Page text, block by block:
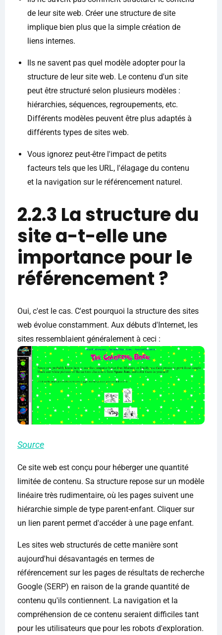
de leur site web. Créer une structure de site
implique bien plus que la simple création de
liens internes.
Ils ne savent pas quel modèle adopter pour la
structure de leur site web. Le contenu d'un site
peut être structuré selon plusieurs modèles :
hiérarchies, séquences, regroupements, etc.
Différents modèles peuvent être plus adaptés à
différents types de sites web.
Vous ignorez peut-être l'impact de petits
facteurs tels que les URL, l'élagage du contenu
et la navigation sur le référencement naturel.
2.2.3 La structure du
site a-t-elle une
importance pour le
référencement ?
Oui, c'est le cas. C'est pourquoi la structure des sites
web évolue constamment. Aux débuts d'Internet, les
sites ressemblaient généralement à ceci :
Source
Ce site web est conçu pour héberger une quantité
limitée de contenu. Sa structure repose sur un modèle
linéaire très rudimentaire, où les pages suivent une
hiérarchie simple de type parent-enfant. Cliquer sur
un lien parent permet d'accéder à une page enfant.
Les sites web structurés de cette manière sont
aujourd'hui désavantagés en termes de
référencement sur les pages de résultats de recherche
Google (SERP) en raison de la grande quantité de
contenu qu'ils contiennent. La navigation et la
compréhension de ce contenu seraient difficiles tant
pour les utilisateurs que pour les robots d'exploration.